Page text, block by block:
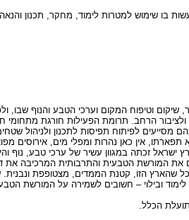
בו שימוש למטרות לימוד, מחקר, תכנון והנאה.
וטיפוח המקום וערכי הטבע והנוף שבו,
הרחב. תרומת הפעילוּת חורגת
מסייעים לפיתוח תפיסות לתכנון ולניהול
אין כאן נהרות ומפלי מים, אירוסים
ישראל זכתה במגוון עשיר של ערכי טבע, נוף
המורשת הטבעית והתרבותית המרכיבה את
שהארץ הזו, קטנת הממדים, מצטופפת ונבנית.
ובילוי – חשובים לשמירה על המורשת
הכלל.